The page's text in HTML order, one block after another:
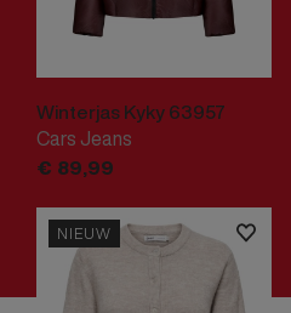
Winterjas Kyky 63957
Cars Jeans
€ 89,99
NIEUW